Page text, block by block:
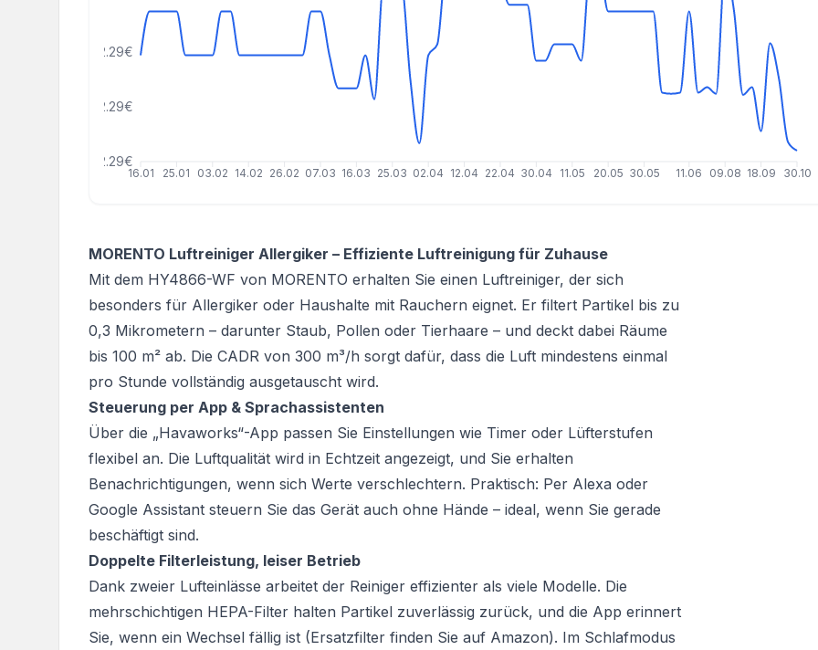
16.01 25.01 03.02 14.02 26.02 07.03 16.03 25.03 02.04 12.04 22.04 30.04 11.05 20.05 30.05 11.06 09.08 18.09 30.10
52.29€
102.29€
152.29€
MORENTO Luftreiniger Allergiker – Effiziente Luftreinigung für Zuhause
Mit dem HY4866-WF von MORENTO erhalten Sie einen Luftreiniger, der sich
besonders für Allergiker oder Haushalte mit Rauchern eignet. Er filtert Partikel bis zu
0,3 Mikrometern – darunter Staub, Pollen oder Tierhaare – und deckt dabei Räume
bis 100 m² ab. Die CADR von 300 m³/h sorgt dafür, dass die Luft mindestens einmal
pro Stunde vollständig ausgetauscht wird.
Steuerung per App & Sprachassistenten
Über die „Havaworks“-App passen Sie Einstellungen wie Timer oder Lüfterstufen
flexibel an. Die Luftqualität wird in Echtzeit angezeigt, und Sie erhalten
Benachrichtigungen, wenn sich Werte verschlechtern. Praktisch: Per Alexa oder
Google Assistant steuern Sie das Gerät auch ohne Hände – ideal, wenn Sie gerade
beschäftigt sind.
Doppelte Filterleistung, leiser Betrieb
Dank zweier Lufteinlässe arbeitet der Reiniger effizienter als viele Modelle. Die
mehrschichtigen HEPA-Filter halten Partikel zuverlässig zurück, und die App erinnert
Sie, wenn ein Wechsel fällig ist (Ersatzfilter finden Sie auf Amazon). Im Schlafmodus